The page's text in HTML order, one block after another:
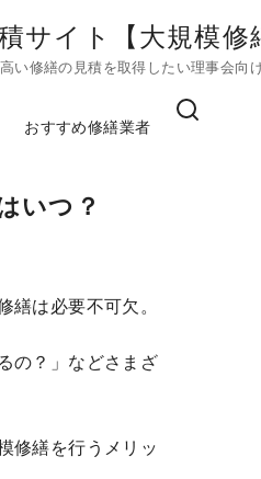
サイト【大規模修
い修繕の見積を取得したい理事会向
おすすめ修繕業者
いつ？
は必要不可欠。
の？」などさまざ
修繕を行うメリッ